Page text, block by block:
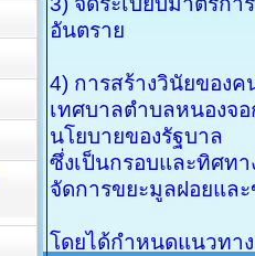
อันตราย
4) การสร้างวินัยของ
เทศบาลตำบลหนองจ
นโยบายของรัฐบาล
ซึ่งเป็นกรอบและทิศท
จัดการขยะมูลฝอยและ
โดยได้กำหนดแนวทา